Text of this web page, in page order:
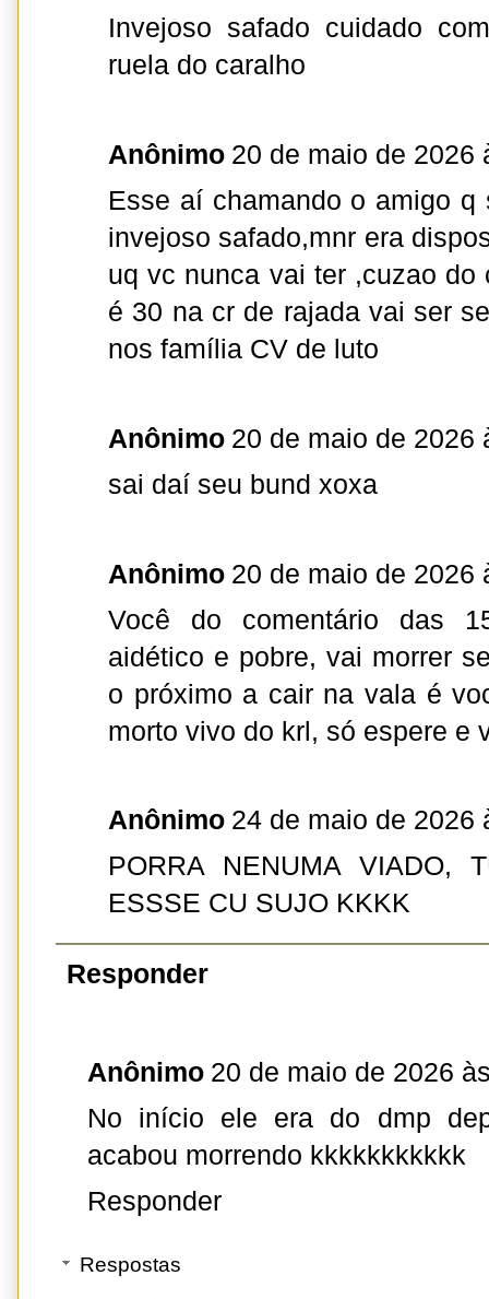
Invejoso safado cuidado
ruela do caralho
Anônimo 20 de maio de 2026
Esse aí chamando o amigo
invejoso safado,mnr era
uq vc nunca vai ter ,cuzao do
é 30 na cr de rajada vai ser
nos família CV de luto
Anônimo 20 de maio de 2026
sai daí seu bund xoxa
Anônimo 20 de maio de 2026
Você do comentário das
aidético e pobre, vai morrer
o próximo a cair na vala é
morto vivo do krl, só espere e
Anônimo 24 de maio de 2026
PORRA NENUMA VIADO,
ESSSE CU SUJO KKKK
Responder
Anônimo 20 de maio de 2026
No início ele era do dmp
acabou morrendo kkkkkkkkkkk
Responder
Respostas